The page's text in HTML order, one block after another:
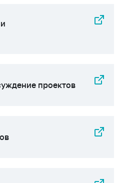
проектов